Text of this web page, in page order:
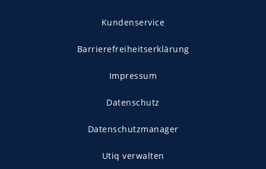
Kundenservice
Barrierefreiheitserklärung
Impressum
Datenschutz
Datenschutzmanager
Utiq verwalten